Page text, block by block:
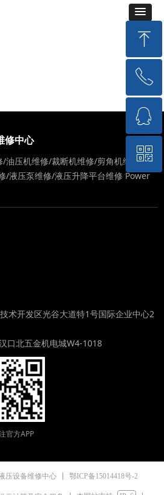
修中心
油压机维修/裁断机维修/剪角机维修/冲
/液压泵维修/液压升降平台维修 Power
术开发区光谷大道特1号国际企业中心2
北五金机电城W4-1018
官方APP
压设备维修中心 鄂ICP备15014418号-2
ꁸ
回到顶部
ꂅ
15717176018
ꁗ
QQ客服
ꀥ